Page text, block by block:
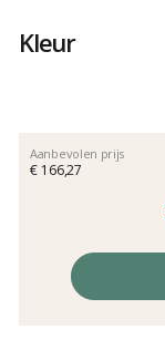
Kleur
Aanbevolen prijs
€ 166,27
Éénheidsprijs,